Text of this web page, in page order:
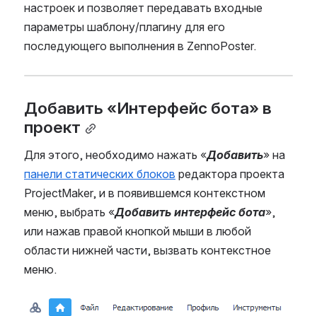
настроек и позволяет передавать входные
параметры шаблону/плагину для его
последующего выполнения в ZennoPoster.
Добавить «Интерфейс бота» в
проект
Для этого, необходимо нажать «Добавить» на
панели статических блоков редактора проекта
ProjectMaker, и в появившемся контекстном
меню, выбрать «Добавить интерфейс бота»,
или нажав правой кнопкой мыши в любой
области нижней части, вызвать контекстное
меню.
Open